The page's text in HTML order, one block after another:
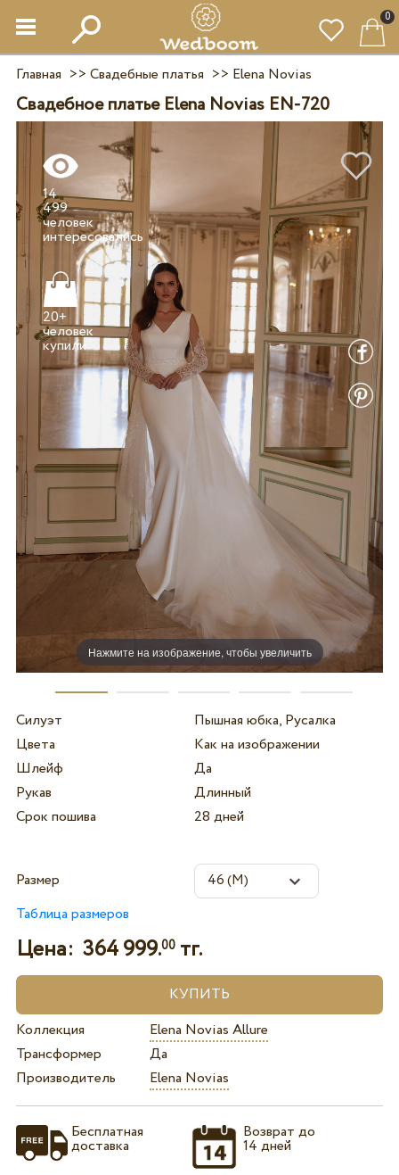
0
Главная >> Свадебные платья >> Elena Novias
Свадебное платье Elena Novias EN-720
Нажмите на изображение, чтобы увеличить
14
499
человек
20+
человек
купили
Силуэт
Пышная юбка, Русалка
Цвета
Как на изображении
Шлейф
Да
Рукав
Длинный
Срок пошива
28 дней
Размер
Таблица размеров
Цена: 364 999.00тг.
Коллекция
Elena Novias Allure
Трансформер
Да
Производитель
Elena Novias
Бесплатная
доставка
Возврат до
14 дней